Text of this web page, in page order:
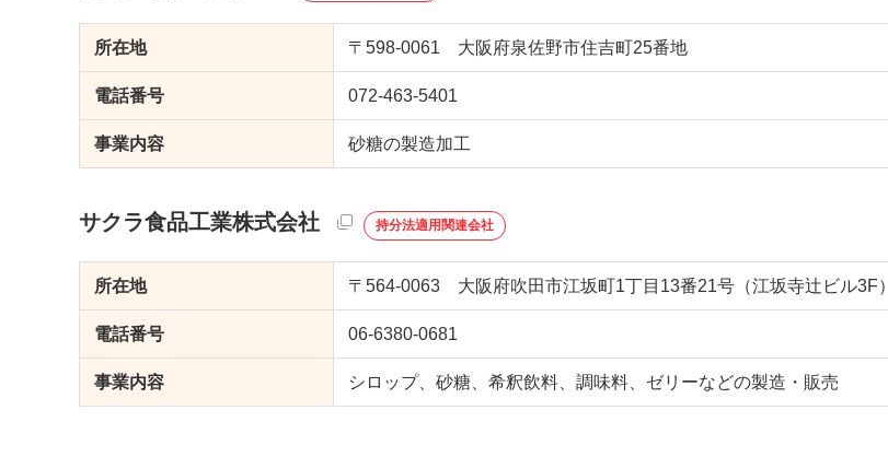
所在地 〒598-0061 大阪府泉佐野市住吉町25番地
電話番号 072-463-5401
事業内容 砂糖の製造加工
サクラ食品工業株式会社 持分法適用関連会社
所在地 〒564-0063 大阪府吹田市江坂町1丁目13番21号（江坂寺辻ビル3F）
電話番号 06-6380-0681
事業内容 シロップ、砂糖、希釈飲料、調味料、ゼリーなどの製造・販売